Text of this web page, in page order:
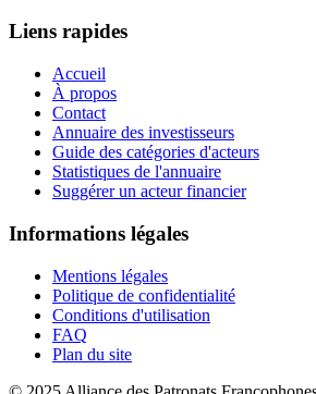
Liens rapides
Accueil
À propos
Contact
Annuaire des investisseurs
Guide des catégories d'acteurs
Statistiques de l'annuaire
Suggérer un acteur financier
Informations légales
Mentions légales
Politique de confidentialité
Conditions d'utilisation
FAQ
Plan du site